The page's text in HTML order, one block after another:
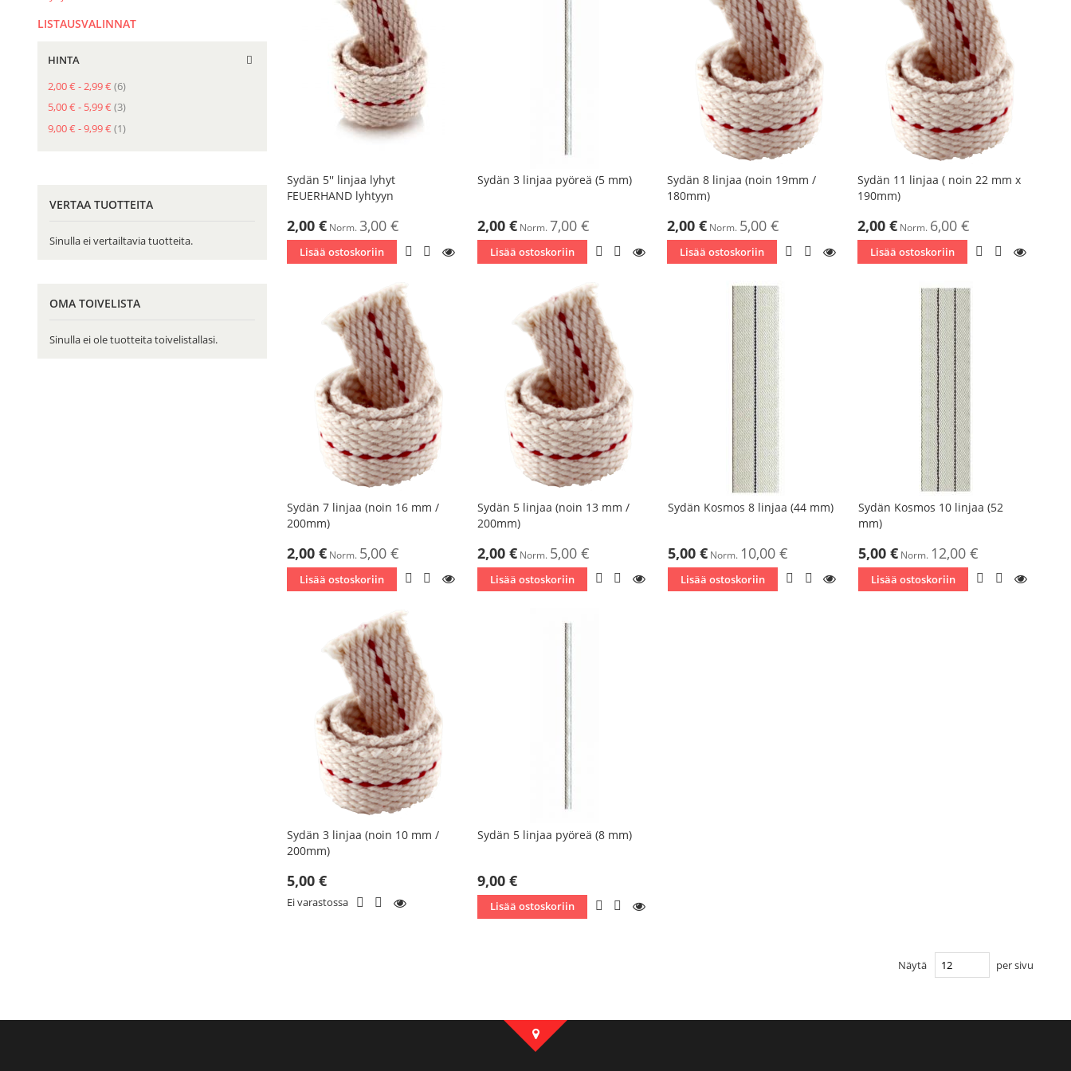
Sydän 5'' linjaa lyhyt
FEUERHAND lyhtyyn
Tarjoushinta
2,00 € Norm. 3,00 €
Lisää ostoskoriin
LISÄÄ
TOIVELISTAAN
LISÄÄ
VERTAILUUN
KATSO
Sydän 3 linjaa pyöreä (5 mm)
Tarjoushinta
2,00 € Norm.7,00 €
Lisää ostoskoriin
LISÄÄ
TOIVELISTAAN
LISÄÄ
VERTAILUUN
KATSO
Sydän 8 linjaa (noin 19mm /
180mm)
Tarjoushinta
2,00 € Norm. 5,00 €
Lisää ostoskoriin
LISÄÄ
TOIVELISTAAN
LISÄÄ
VERTAILUUN
KATSO
Sydän 11 linjaa ( noin 22 mm x
190mm)
Tarjoushinta
2,00 € Norm. 6,00 €
Lisää ostoskoriin
LISÄÄLISÄÄKATSO
Sydän 7 linjaa (noin 16 mm /
200mm)
Tarjoushinta
2,00 € Norm. 5,00 €
Lisää ostoskoriin
LISÄÄ
TOIVELISTAAN
LISÄÄ
VERTAILUUN
KATSO
Sydän 5 linjaa (noin 13 mm /
200mm)
Tarjoushinta
2,00 € Norm. 5,00 €
Lisää ostoskoriin
LISÄÄ
TOIVELISTAAN
LISÄÄ
VERTAILUUN
KATSO
Sydän Kosmos 8 linjaa (44 mm)
Tarjoushinta
5,00 € Norm. 10,00 €
Lisää ostoskoriin
LISÄÄ
TOIVELISTAAN
LISÄÄ
VERTAILUUN
KATSO
Sydän Kosmos 10 linjaa (52
mm)
Tarjoushinta
5,00 € Norm. 12,00 €
Lisää ostoskoriin
LISÄÄLISÄÄKATSO
Sydän 3 linjaa (noin 10 mm /
200mm)
5,00 €
Ei varastossa
LISÄÄLISÄÄKATSO
Sydän 5 linjaa pyöreä (8 mm)
9,00 €
Lisää ostoskoriin
LISÄÄLISÄÄKATSO
Näytä per sivu
LISTAUSVALINNAT
HINTA
2,00 € - 2,99 € 6tuote
5,00 € - 5,99 € 3tuote
9,00 € -9,99 € 1tuote
VERTAA TUOTTEITA
Sinulla ei vertailtavia tuotteita.
OMA TOIVELISTA
Sinulla ei ole tuotteita toivelistallasi.